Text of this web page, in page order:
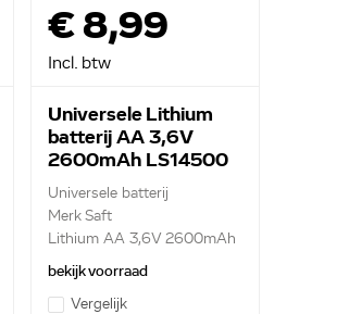
€ 8,99
Incl. btw
Universele Lithium
batterij AA 3,6V
2600mAh LS14500
Universele batterij
Merk Saft
Lithium AA 3,6V 2600mAh
bekijk voorraad
Vergelijk